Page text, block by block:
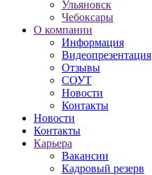
Ульяновск
Чебоксары
О компании
Информация
Видеопрезентация
Отзывы
СОУТ
Новости
Контакты
Новости
Контакты
Карьера
Вакансии
Кадровый резерв